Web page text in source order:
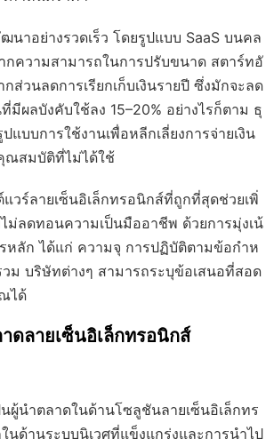
นาอย่างรวดเร็ว โดยรูปแบบ SaaS บนคล
กความสามารถในการปรับขนาด สตาร์ทอั
ส่วนลดการเรียกเก็บเงินรายปี ซึ่งมักจะลด
มีผลบังคับใช้ลง 15–20% อย่างไรก็ตาม ธุ
แบบการใช้งานเพื่อหลีกเลี่ยงการจ่ายเงิน
ณสมบัติที่ไม่ได้ใช้
วร์ลายเซ็นอิเล็กทรอนิกส์ที่ถูกที่สุดช่วยเพิ่
ม่ลดทอนความเป็นมืออาชีพ ด้วยการมุ่งเน้
หลัก ได้แก่ ความจุ การปฏิบัติตามข้อกำห
ม บริษัทต่างๆ สามารถระบุข้อเสนอที่สอด
ได้
ดลายเซ็นอิเล็กทรอนิกส์
นผู้นำตลาดในด้านโซลูชันลายเซ็นอิเล็กทร
นด้านระบบนิเวศที่แข็งแกร่งและการนำไป